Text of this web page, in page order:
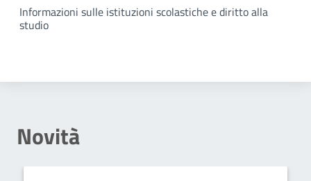
Dettagli della notizia
Informazioni sulle istituzioni scolastiche e diritto alla
studio
Novità